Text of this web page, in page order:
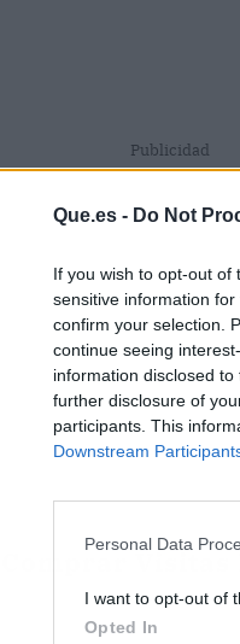
Que.es - Do Not
If you wish to opt-out of
sensitive information
confirm your selection.
continue seeing
information disclosed
further disclosure of
participants. This
Downstream
Personal Data
I want to opt-out of
Opted In
Publicidad
Visitas